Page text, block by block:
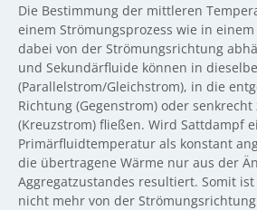
Die Bestimmung der mittleren
einem Strömungsprozess wie in
dabei von der Strömungsrichtung
und Sekundärfluide können in
(Parallelstrom/Gleichstrom), in die
Richtung (Gegenstrom) oder
(Kreuzstrom) fließen. Wird Sattdampf
Primärfluidtemperatur als konstant
die übertragene Wärme nur aus der
Aggregatzustandes resultiert. Somit
nicht mehr von der